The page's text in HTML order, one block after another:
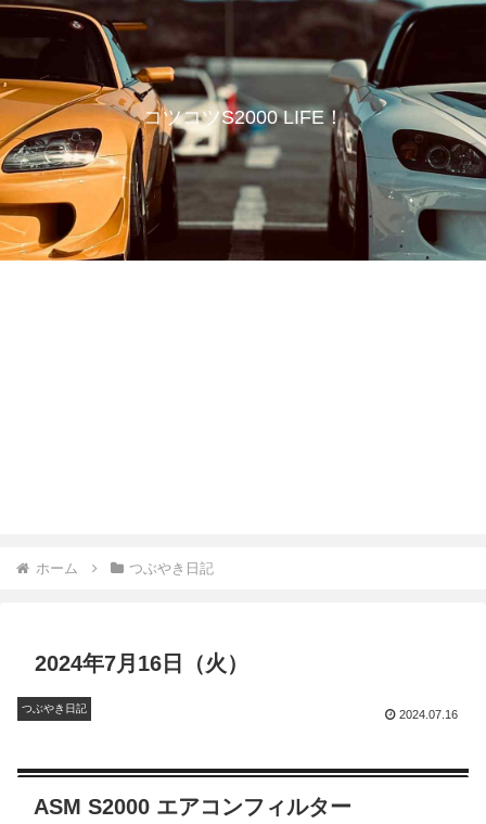
コツコツS2000 LIFE！
ホーム つぶやき日記
2024年7月16日（火）
つぶやき日記
2024.07.16
ASM S2000 エアコンフィルター